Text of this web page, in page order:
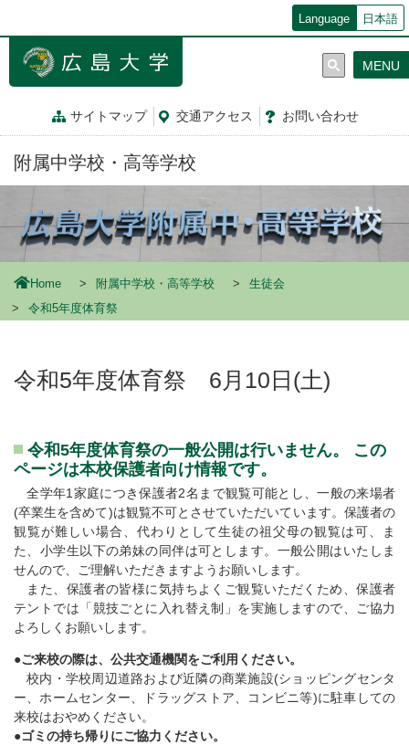
ン
Language 日本語
サイトマップ 交通アクセス お問い合わせ
MENU
附属中学校・高等学校
Home 附属中学校・高等学校
生徒会
令和5年度体育祭
令和5年度体育祭 6月10日(土)
令和5年度体育祭の一般公開は行いません。 この
ページは本校保護者向け情報です。
全学年1家庭につき保護者2名まで観覧可能とし、一般の来場者
(卒業生を含めて)は観覧不可とさせていただいています。保護者の
観覧が難しい場合、代わりとして生徒の祖父母の観覧は可、ま
た、小学生以下の弟妹の同伴は可とします。一般公開はいたしま
せんので、ご理解いただきますようお願いします。
また、保護者の皆様に気持ちよくご観覧いただくため、保護者
テントでは「競技ごとに入れ替え制」を実施しますので、ご協力
よろしくお願いします。
●ご来校の際は、公共交通機関をご利用ください。
校内・学校周辺道路および近隣の商業施設(ショッピングセンタ
ー、ホームセンター、ドラッグストア、コンビニ等)に駐車しての
来校はおやめください。
●ゴミの持ち帰りにご協力ください。